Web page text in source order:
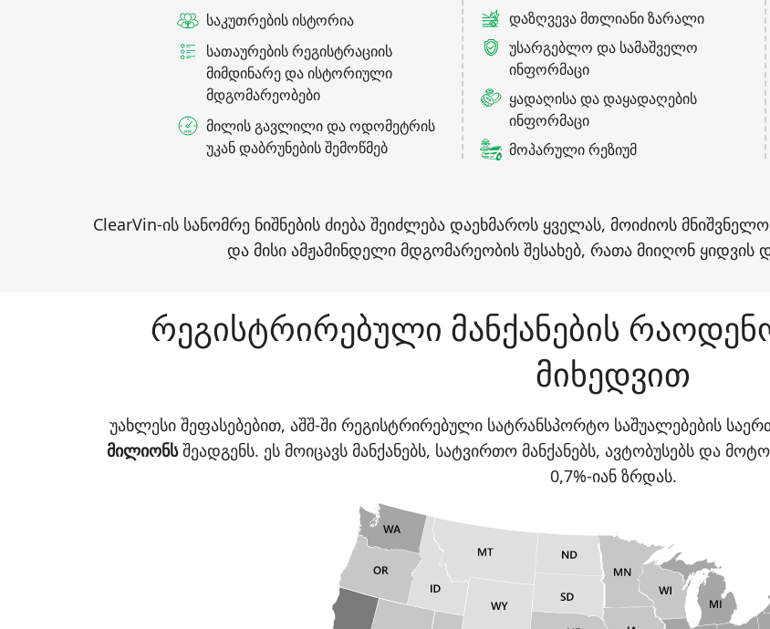
საკუთრების ისტორია
სათაურების რეგისტრაციის
მიმდინარე და ისტორიული
მდგომარეობები
მილის გავლილი და ოდომეტრის
უკან დაბრუნების შემოწმებ
დაზღვევა მთლიანი ზარალი
უსარგებლო და სამაშველო
ინფორმაცი
ყადაღისა და დაყადაღების
ინფორმაცი
მოპარული რეზიუმ
ClearVin-ის სანომრე ნიშნების ძიება შეიძლება დაეხმაროს ყველას, მოიძიოს
და მისი ამჟამინდელი მდგომარეობის შესახებ, რათა მიიღონ
რეგისტრირებული მანქანების
მიხედვით
უახლესი შეფასებებით, აშშ-ში რეგისტრირებული სატრანსპორტო საშუალებების
მილიონსშეადგენს. ეს მოიცავს მანქანებს, სატვირთო მანქანებს, ავტობუსებს და
0,7%-იან ზრდას.